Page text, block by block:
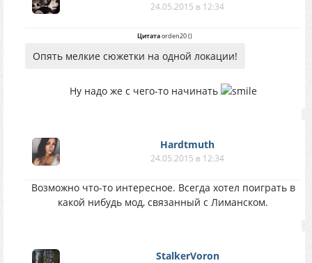
24.05.2015 в 12:34
Цитатаorden20()
Опять мелкие сюжетки на одной локации!
Ну надо же с чего-то начинать
Hardtmuth
24.05.2015 в 12:34
Возможно что-то интересное. Всегда хотел поиграть в
какой нибудь мод, связанный с Лиманском.
StalkerVoron